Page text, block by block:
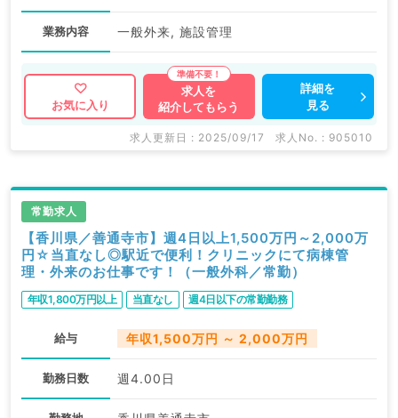
業務内容 一般外来, 施設管理
お気に入り
求人を
紹介してもらう
詳細を
見る
求人更新日 : 2025/09/17 求人No. : 905010
常勤求人
【香川県／善通寺市】週4日以上1,500万円～2,000万
円☆当直なし◎駅近で便利！クリニックにて病棟管
理・外来のお仕事です！（一般外科／常勤）
年収1,800万円以上 当直なし 週4日以下の常勤勤務
給与 年収1,500万円 ～ 2,000万円
勤務日数 週4.00日